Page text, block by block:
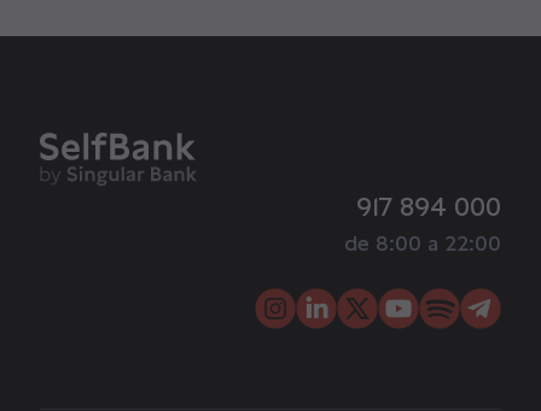
917 894 000
de 8:00 a 22:00